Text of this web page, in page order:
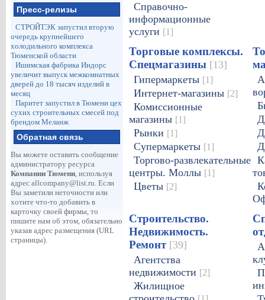
Пресс-релизы
СТРОЙТЭК запустил вторую
очередь крупнейшего
холодильного комплекса
Тюменской области
Ишимская фабрика Индорс
увеличит выпуск межкомнатных
дверей до 18 тысяч изделий в
месяц
Паритет запустил в Тюмени цех
сухих строительных смесей под
брендом Меланж
Обратная связь
Вы можете оставить сообщение
администратору ресурса
Компании Тюмени, используя
адрес allcompany@list.ru. Если
Вы заметили неточности или
хотите что-то добавить в
карточку своей фирмы, то
пишите нам об этом, обязательно
указав адрес размещения (URL
страницы).
Справочно-
информационные
услуги [1]
Торговые комплексы.
Спецмагазины [13]
Гипермаркеты [1]
Интернет-магазины [2]
Комиссионные
магазины [1]
Рынки [1]
Супермаркеты [1]
Торгово-развлекательные
центры. Моллы [1]
Цветы [2]
Строительство.
Недвижимость.
Ремонт [39]
Агентства
недвижимости [2]
Жилищное